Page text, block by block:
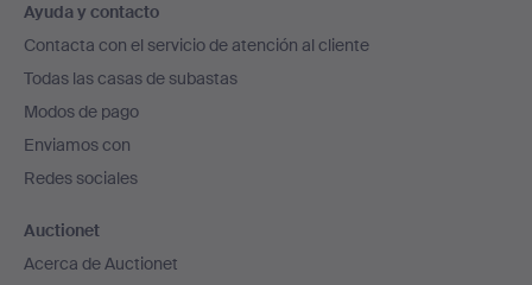
en
el
pie
de
página
Ayuda y contacto
Contacta con el servicio de atención al cliente
Todas las casas de subastas
Modos de pago
Enviamos con
Redes sociales
Auctionet
Acerca de Auctionet